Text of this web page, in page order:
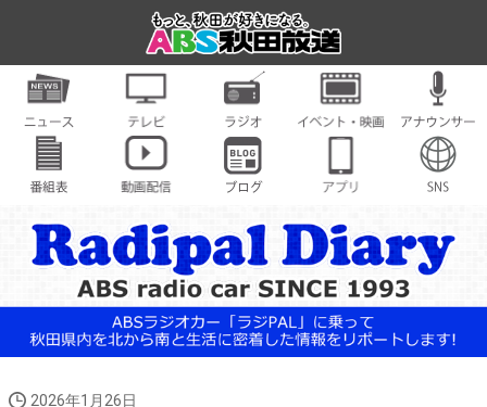
2026年1月26日